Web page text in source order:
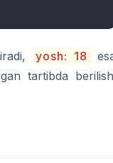
yosh: 18
tartibda